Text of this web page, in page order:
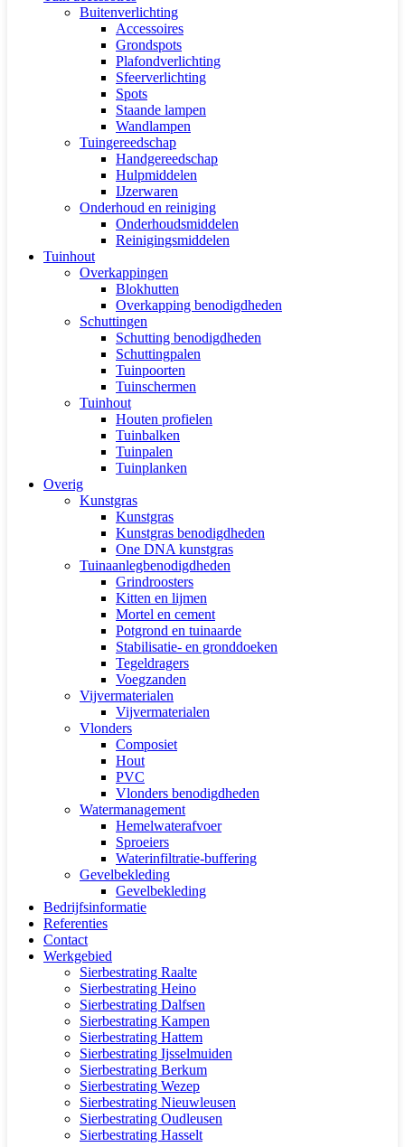
Buitenverlichting
Accessoires
Grondspots
Plafondverlichting
Sfeerverlichting
Spots
Staande lampen
Wandlampen
Tuingereedschap
Handgereedschap
Hulpmiddelen
IJzerwaren
Onderhoud en reiniging
Onderhoudsmiddelen
Reinigingsmiddelen
Tuinhout
Overkappingen
Blokhutten
Overkapping benodigdheden
Schuttingen
Schutting benodigdheden
Schuttingpalen
Tuinpoorten
Tuinschermen
Tuinhout
Houten profielen
Tuinbalken
Tuinpalen
Tuinplanken
Overig
Kunstgras
Kunstgras
Kunstgras benodigdheden
One DNA kunstgras
Tuinaanlegbenodigdheden
Grindroosters
Kitten en lijmen
Mortel en cement
Potgrond en tuinaarde
Stabilisatie- en gronddoeken
Tegeldragers
Voegzanden
Vijvermaterialen
Vijvermaterialen
Vlonders
Composiet
Hout
PVC
Vlonders benodigdheden
Watermanagement
Hemelwaterafvoer
Sproeiers
Waterinfiltratie-buffering
Gevelbekleding
Gevelbekleding
Bedrijfsinformatie
Referenties
Contact
Werkgebied
Sierbestrating Raalte
Sierbestrating Heino
Sierbestrating Dalfsen
Sierbestrating Kampen
Sierbestrating Hattem
Sierbestrating Ijsselmuiden
Sierbestrating Berkum
Sierbestrating Wezep
Sierbestrating Nieuwleusen
Sierbestrating Oudleusen
Sierbestrating Hasselt